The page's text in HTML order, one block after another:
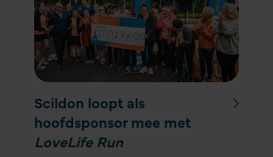
Scildon loopt als
hoofdsponsor mee met
LoveLife Run